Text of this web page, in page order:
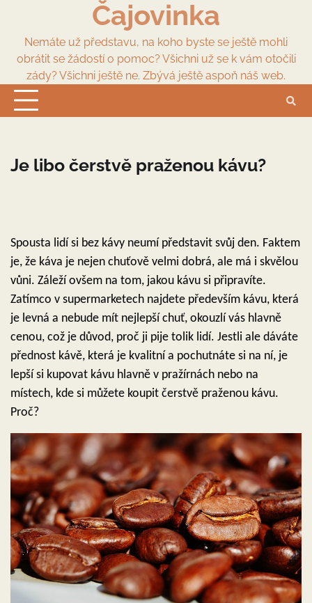
content
Čajovinka
Nemáte už představu, na koho byste se ještě mohli
obrátit se žádostí o pomoc? Všichni už se k vám otočili
zády? Všichni ještě ne. Zbývá ještě aspoň náš web.
Je libo čerstvě praženou kávu?
Spousta lidí si bez kávy neumí představit svůj den. Faktem
je, že káva je nejen chuťově velmi dobrá, ale má i skvělou
vůni. Záleží ovšem na tom, jakou kávu si připravíte.
Zatímco v supermarketech najdete především kávu, která
je levná a nebude mít nejlepší chuť, okouzlí vás hlavně
cenou, což je důvod, proč ji pije tolik lidí. Jestli ale dáváte
přednost kávě, která je kvalitní a pochutnáte si na ní, je
lepší si kupovat kávu hlavně v pražírnách nebo na
místech, kde si můžete koupit čerstvě praženou kávu.
Proč?